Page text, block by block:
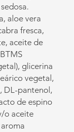
aloe vera
fresca,
aceite de
glicerina
vegetal,
DL-pantenol,
de espino
o aceite